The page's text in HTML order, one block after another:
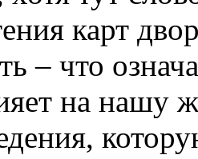
карт
– что
на нашу